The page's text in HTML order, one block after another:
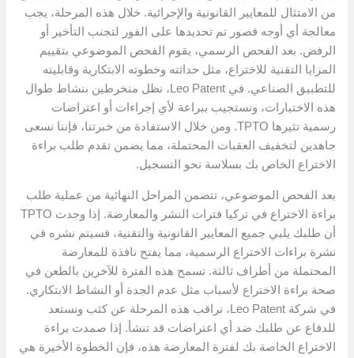
من الامتثال للمعايير القانونية والإجرائية. خلال هذه المرحلة، يجب
معالجة أي أوجه قصور تم تحديدها على الفور لتجنب التأخير أو
الرفض. بعد الفحص الرسمي، يقوم الفحص الموضوعي بتقييم
المزايا التقنية للاختراع، مثل حداثته وخطوته الابتكارية وقابليته
للتطبيق الصناعي. في Leo Patent، نظل منخرطين بنشاط طوال
هذه الاختبارات، ونستجيب ببراعة لأي إجراءات أو اعتراضات
رسمية تثيرها TPTO. ومن خلال الاستفادة من خبرتنا، فإننا نسعى
جاهدين لتخفيف العقبات المحتملة، مما يضمن تقدم طلب براءة
الاختراع الخاص بك بسلاسة نحو التسجيل.
بعد الفحص الموضوعي، تتضمن المراحل النهائية من عملية طلب
براءة الاختراع في تركيا فترات النشر والمعارضة. إذا وجدت TPTO
أن طلبك يلبي جميع المعايير القانونية والتقنية، فسيتم نشره في
نشرة براءات الاختراع الرسمية، مما يفتح نافذة للمعارضة
المحتملة من أطراف ثالثة. تسمح هذه الفترة للآخرين بالطعن في
صحة براءة الاختراع لأسباب مثل عدم الجدة أو النشاط الابتكاري.
في شركة Leo Patent، نراقب هذه المرحلة عن كثب ونستعد
للدفاع عن طلبك ضد أي اعتراضات قد تنشأ. إذا صمدت براءة
الاختراع الخاصة بك لفترة المعارضة هذه، فإن الخطوة الأخيرة هي